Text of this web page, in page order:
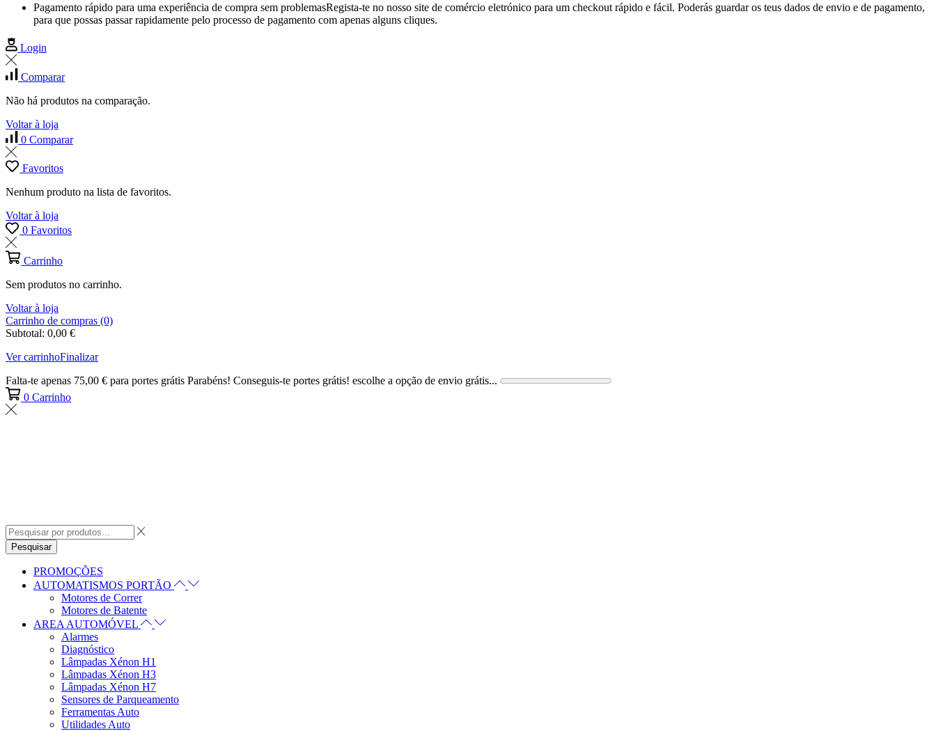
Pagamento rápido para uma experiência de compra sem problemasRegista-te no nosso site de comércio eletrónico para um checkout rápido e fácil. Poderás guardar os teus dados de envio e de pagamento,
para que possas passar rapidamente pelo processo de pagamento com apenas alguns cliques.
Login
Comparar
Não há produtos na comparação.
Voltar à loja
0 Comparar
Favoritos
Nenhum produto na lista de favoritos.
Voltar à loja
0 Favoritos
Carrinho
Sem produtos no carrinho.
Voltar à loja
Carrinho de compras (0)
Subtotal: 0,00 €
Ver carrinhoFinalizar
Falta-te apenas 75,00 € para portes grátis Parabéns! Conseguis-te portes grátis! escolhe a opção de envio grátis...
0 Carrinho
Pesquisar
PROMOÇÕES
AUTOMATISMOS PORTÃO
Motores de Correr
Motores de Batente
AREA AUTOMÓVEL
Alarmes
Diagnóstico
Lâmpadas Xénon H1
Lâmpadas Xénon H3
Lâmpadas Xénon H7
Sensores de Parqueamento
Ferramentas Auto
Utilidades Auto